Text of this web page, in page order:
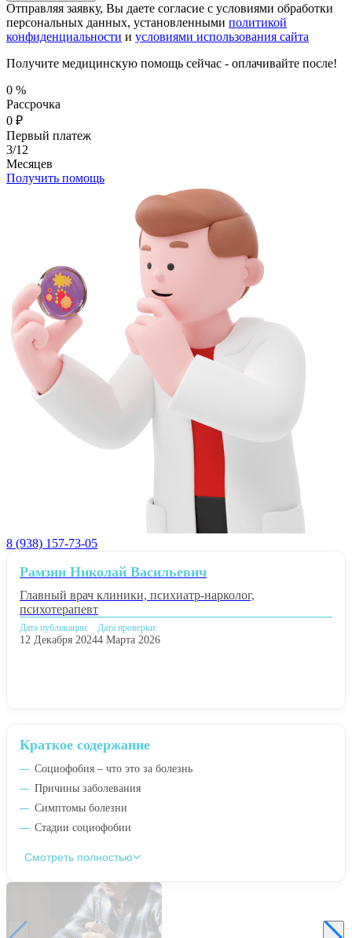
Отправляя заявку, Вы даете согласие с условиями обработки
персональных данных, установленными политикой
конфиденциальности и условиями использования сайта
Получите медицинскую помощь сейчас - оплачивайте после!
0 %
Рассрочка
0 ₽
Первый платеж
3/12
Месяцев
Получить помощь
8 (938) 157-73-05
Краткое содержание
Социофобия – что это за болезнь
Причины заболевания
Симптомы болезни
Стадии социофобии
Смотреть полностью
Рамзин Николай Васильевич
Главный врач клиники, психиатр-нарколог,
психотерапевт
Дата публикации:
12 Декабря 2024
Дата проверки:
4 Марта 2026